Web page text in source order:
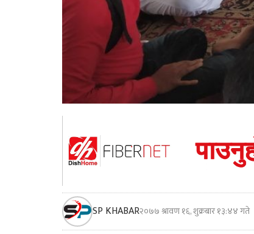
SP KHABAR२०७७ श्रावण १६, शुक्रबार १३:४४ गते